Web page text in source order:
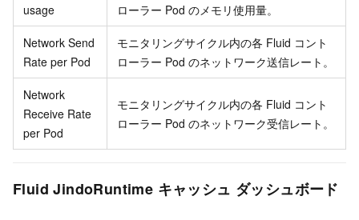
usage
ローラー Pod のメモリ使用量。
Network Send
Rate per Pod
モニタリングサイクル内の各 Fluid コント
ローラー Pod のネットワーク送信レート。
Network
Receive Rate
per Pod
モニタリングサイクル内の各 Fluid コント
ローラー Pod のネットワーク受信レート。
Fluid JindoRuntime キャッシュ ダッシュボード